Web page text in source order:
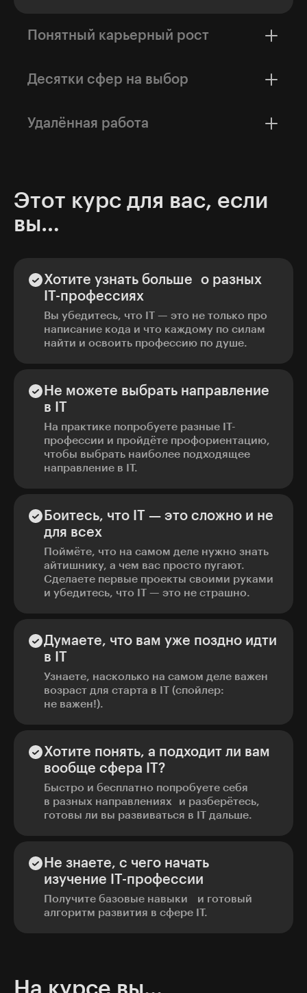
Понятный карьерный рост
первой шагом вашего пути в IT. А через 5−6
Десятки сфер на выбор
медицина, госорганы — QA-инженеры нужны
Удалённая работа
с коллегами по видеосвязи.
Этот курс для вас, если
вы…
Хотите узнать больше о разных
IT-профессиях
Вы убедитесь, что IT — это не только про
написание кода и что каждому по силам
найти и освоить профессию по душе.
Не можете выбрать направление
в IT
На практике попробуете разные IT-
профессии и пройдёте профориентацию,
чтобы выбрать наиболее подходящее
направление в IT.
Боитесь, что IT — это сложно и не
для всех
Поймёте, что на самом деле нужно знать
айтишнику, а чем вас просто пугают.
Сделаете первые проекты своими руками
и убедитесь, что IT — это не страшно.
Думаете, что вам уже поздно идти
в IT
Узнаете, насколько на самом деле важен
возраст для старта в IT (спойлер:
не важен!).
Хотите понять, а подходит ли вам
вообще сфера IT?
Быстро и бесплатно попробуете себя
в разных направлениях и разберётесь,
готовы ли вы развиваться в IT дальше.
Не знаете, с чего начать
изучение IT-профессии
Получите базовые навыки и готовый
алгоритм развития в сфере IT.